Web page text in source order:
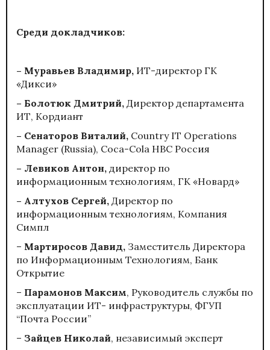
Среди докладчиков:
– Муравьев Владимир, ИТ-директор ГК
«Дикси»
– Болотюк Дмитрий, Директор департамента
ИТ, Кордиант
– Сенаторов Виталий, Country IT Operations
Manager (Russia), Coca-Cola HBC Россия
– Левиков Антон, директор по
информационным технологиям, ГК «Новард»
– Алтухов Сергей, Директор по
информационным технологиям, Компания
Симпл
– Мартиросов Давид, Заместитель Директора
по Информационным Технологиям, Банк
Открытие
– Парамонов Максим, Руководитель службы по
эксплуатации ИТ- инфраструктуры, ФГУП
“Почта России”
– Зайцев Николай, независимый эксперт